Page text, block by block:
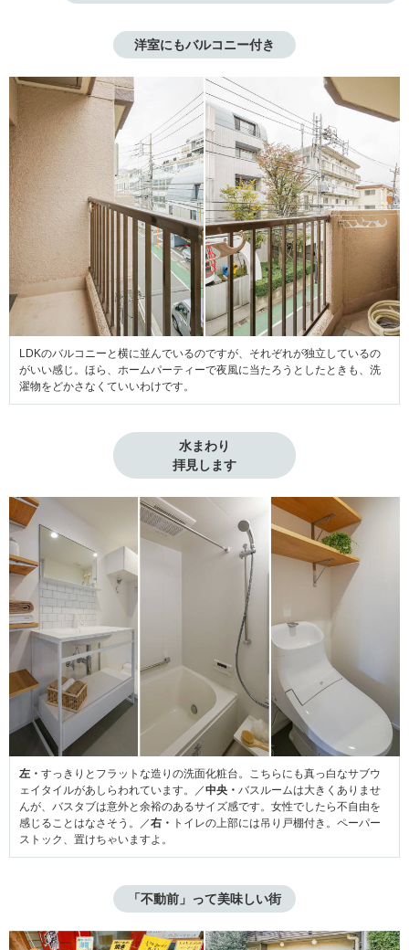
洋室にもバルコニー付き
LDKのバルコニーと横に並んでいるのですが、それぞれが独立しているの
がいい感じ。ほら、ホームパーティーで夜風に当たろうとしたときも、洗
濯物をどかさなくていいわけです。
水まわり
拝見します
左・ すっきりとフラットな造りの洗面化粧台。こちらにも真っ白なサブウ
ェイタイルがあしらわれています。／中央・ バスルームは大きくありませ
んが、バスタブは意外と余裕のあるサイズ感です。女性でしたら不自由を
感じることはなさそう。／右・ トイレの上部には吊り戸棚付き。ペーパー
ストック、置けちゃいますよ。
「不動前」って美味しい街